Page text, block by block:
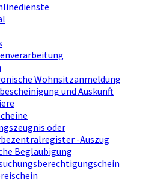
Wohnsitzanmeldung
und Auskunft
oder
-Auszug
Beglaubigung